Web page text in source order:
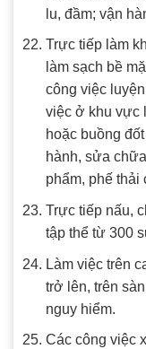
lu, đầm; vận
Trực tiếp làm
làm sạch bề
công việc
việc ở khu vực
hoặc buồng
hành, sửa
phẩm, phế thải
Trực tiếp nấu,
tập thể từ 300
Làm việc trên
trở lên, trên
nguy hiểm.
Các công việc